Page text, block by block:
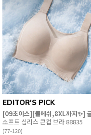
EDITOR'S PICK
[09초이스][쿨메쉬,8XL까지✨]
소프트 심리스 큰컵 브라 88835
(77-120)